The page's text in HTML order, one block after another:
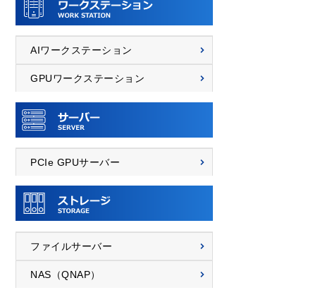
AIワークステーション
GPUワークステーション
PCIe GPUサーバー
ファイルサーバー
NAS（QNAP）